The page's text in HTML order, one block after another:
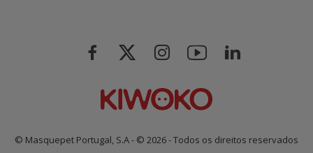
© Masquepet Portugal, S.A - © 2026 - Todos os direitos reservados